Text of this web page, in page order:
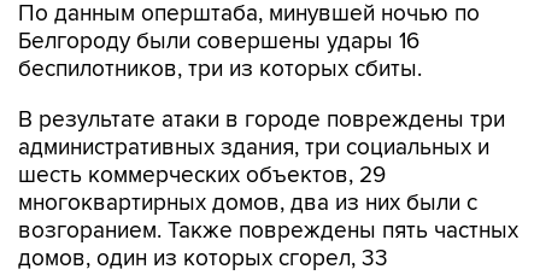
беспилотников, три из которых сбиты.
В результате атаки в городе повреждены три
шесть коммерческих объектов, 29
многоквартирных домов, два из них были с
возгоранием. Также повреждены пять частных
домов, один из которых сгорел, 33
автомобиля, пять из которых повреждены
огнем.